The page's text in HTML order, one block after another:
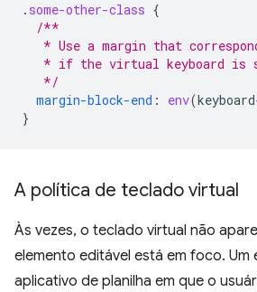
. some-other-class {
/**
* Use a margin that
* if the virtual keyboard is
   */
margin-block-end : env(keyboard
}
A política de teclado virtual
Às vezes, o teclado virtual não
elemento editável está em foco. Um
aplicativo de planilha em que o